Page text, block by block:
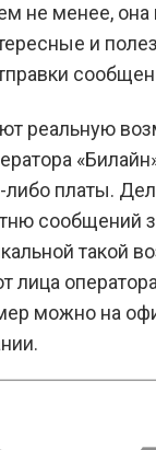
не менее,
и
реальную
платы.
сообщений
такой
лица
можно на